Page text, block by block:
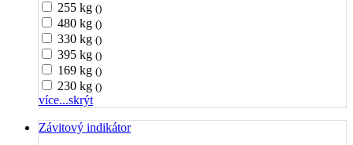
255 kg ()
480 kg ()
330 kg ()
395 kg ()
169 kg ()
230 kg ()
více...skrýt
Závitový indikátor